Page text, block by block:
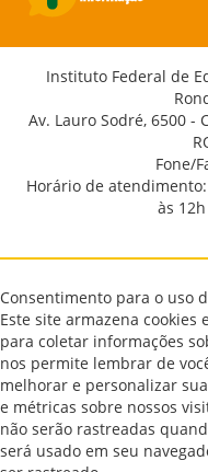
Instituto Federal de
Av. Lauro Sodré, 6500 -
Fone/
Horário de
às
Consentimento para o uso
Este site armazena cookies
para coletar informações
nos permite lembrar de
melhorar e personalizar
e métricas sobre nossos
não serão rastreadas
será usado em seu